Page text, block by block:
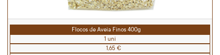
Flocos de Aveia Finos 400g
1 uni
1,65 €